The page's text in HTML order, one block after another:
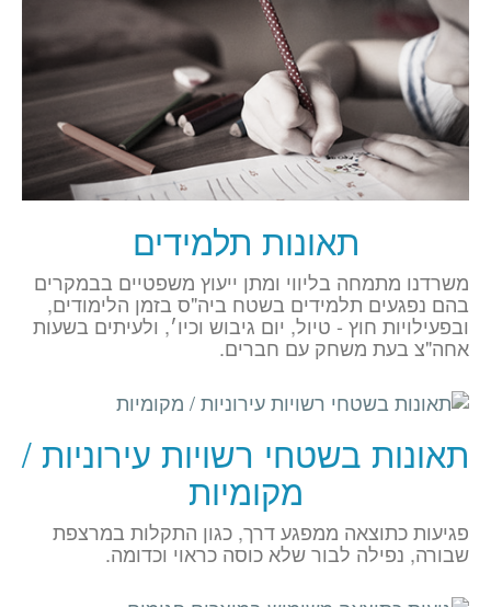
תאונות תלמידים
משרדנו מתמחה בליווי ומתן ייעוץ משפטיים בבמקרים
בהם נפגעים תלמידים בשטח ביה"ס בזמן הלימודים,
ובפעילויות חוץ - טיול, יום גיבוש וכיו׳, ולעיתים בשעות
אחה"צ בעת משחק עם חברים.
תאונות בשטחי רשויות עירוניות /
מקומיות
פגיעות כתוצאה ממפגע דרך, כגון התקלות במרצפת
שבורה, נפילה לבור שלא כוסה כראוי וכדומה.